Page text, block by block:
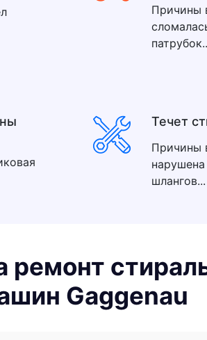
Причины
Течет
Причины
шлангов...
ремонт
Gaggenau